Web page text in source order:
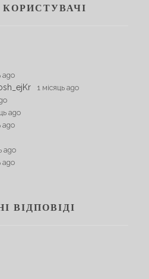
ago
1 місяць ago
ago
ago
ago
ago
ВІДПОВІДІ